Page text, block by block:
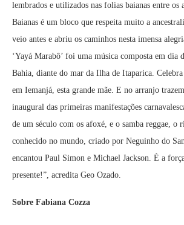
lembrados e utilizados nas folias baianas entre os
Baianas é um bloco que respeita muito a
veio antes e abriu os caminhos nesta imensa
‘Yayá Marabô’ foi uma música composta em dia
Bahia, diante do mar da Ilha de Itaparica.
em Iemanjá, esta grande mãe. E no arranjo
inaugural das primeiras manifestações
de um século com os afoxé, e o samba reggae, o
conhecido no mundo, criado por Neguinho do
encantou Paul Simon e Michael Jackson. É a
presente!”, acredita Geo Ozado.
Sobre Fabiana Cozza